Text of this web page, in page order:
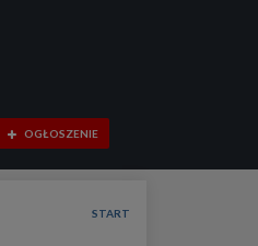
OGŁOSZENIE
START